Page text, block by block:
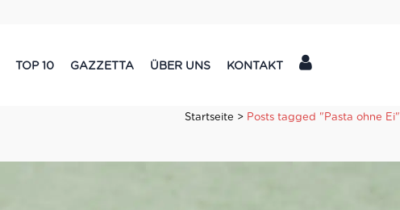
TOP 10 GAZZETTA ÜBER UNS KONTAKT
Startseite > Posts tagged "Pasta ohne Ei"